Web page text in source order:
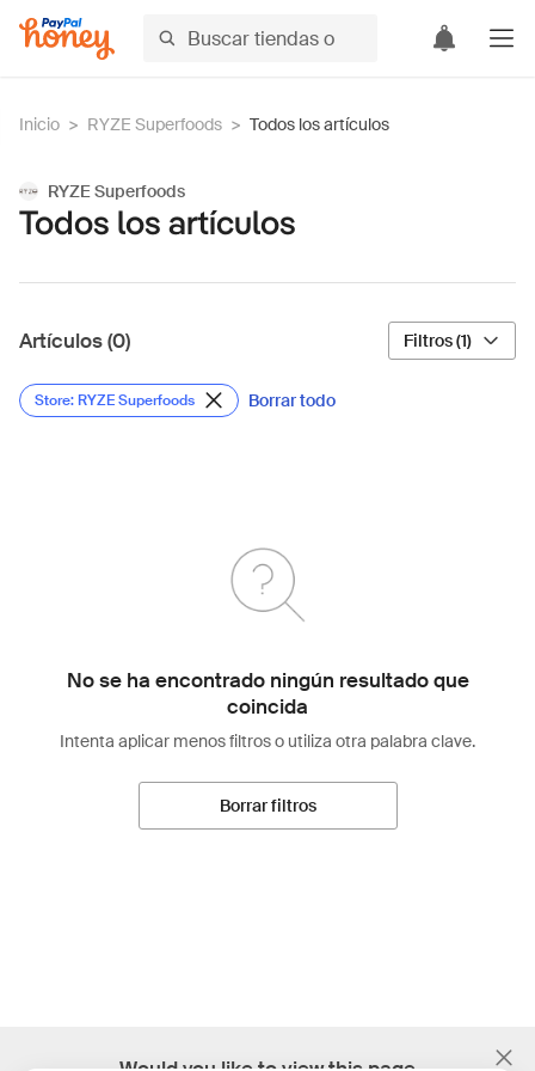
Inicio > RYZE Superfoods > Todos los artículos
RYZE Superfoods
Todos los artículos
Artículos (0) Filtros (1)
Store: RYZE Superfoods Borrar todo
No se ha encontrado ningún resultado que
coincida
Intenta aplicar menos filtros o utiliza otra palabra clave.
Borrar filtros